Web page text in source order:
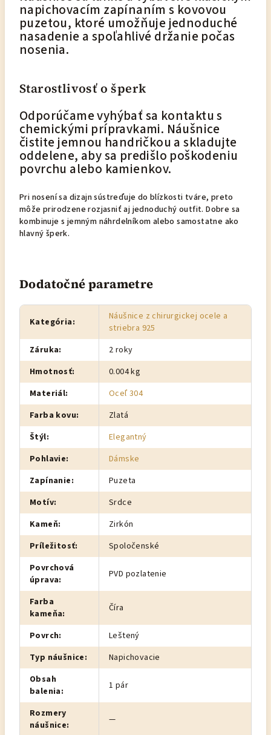
napichovacím zapínaním s kovovou
puzetou, ktoré umožňuje jednoduché
nasadenie a spoľahlivé držanie počas
nosenia.
Starostlivosť o šperk
Odporúčame vyhýbať sa kontaktu s
chemickými prípravkami. Náušnice
čistite jemnou handričkou a skladujte
oddelene, aby sa predišlo poškodeniu
povrchu alebo kamienkov.
Pri nosení sa dizajn sústreďuje do blízkosti tváre, preto
môže prirodzene rozjasniť aj jednoduchý outfit. Dobre sa
kombinuje s jemným náhrdelníkom alebo samostatne ako
hlavný šperk.
Dodatočné parametre
Kategória:
Náušnice z chirurgickej ocele a
striebra 925
Záruka:
2 roky
Hmotnosť:
0.004 kg
Materiál:
Oceľ 304
Farba kovu:
Zlatá
Štýl:
Elegantný
Pohlavie:
Dámske
Zapínanie:
Puzeta
Motív:
Srdce
Kameň:
Zirkón
Príležitosť:
Spoločenské
Povrchová
úprava: PVD pozlatenie
Farba
kameňa: Číra
Povrch:
Leštený
Typ náušnice:
Napichovacie
Obsah
balenia: 1 pár
Rozmery
náušnice: —